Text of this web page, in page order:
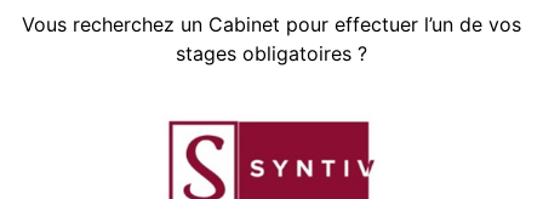
Vous recherchez un Cabinet pour effectuer l’un de vos
stages obligatoires ?